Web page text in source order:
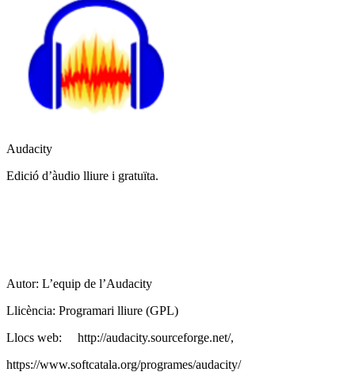
Audacity
Edició d’àudio lliure i gratuïta.
Autor: L’equip de l’Audacity
Llicència: Programari lliure (GPL)
Llocs web: http://audacity.sourceforge.net/,
https://www.softcatala.org/programes/audacity/